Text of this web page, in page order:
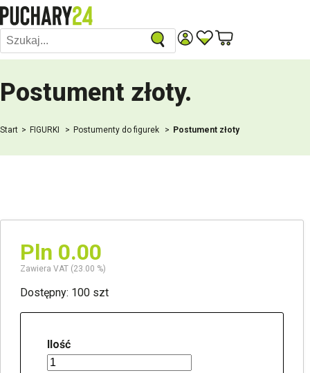
Postument złoty.
Start FIGURKI Postumenty do figurek Postument złoty
Pln 0.00
Zawiera VAT (23.00 %)
Dostępny: 100 szt
Ilość